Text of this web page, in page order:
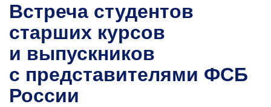
Встреча студентов
старших курсов
и выпускников
с представителями ФСБ
России